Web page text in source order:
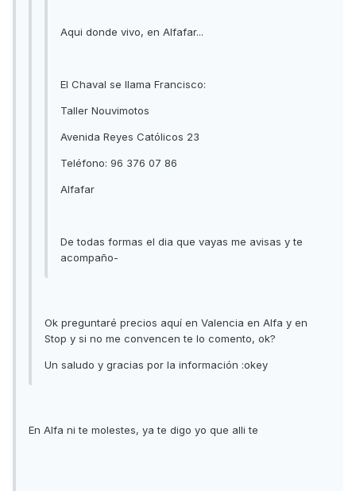
Aqui donde vivo, en Alfafar...
El Chaval se llama Francisco:
Taller Nouvimotos
Avenida Reyes Católicos 23
Teléfono: 96 376 07 86
Alfafar
De todas formas el dia que vayas me avisas y te
acompaño-
Ok preguntaré precios aquí en Valencia en Alfa y en
Stop y si no me convencen te lo comento, ok?
Un saludo y gracias por la información :okey
En Alfa ni te molestes, ya te digo yo que alli te